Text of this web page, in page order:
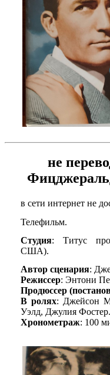
не
в сети интернет не
Телефильм.
Студия: Титус
США).
Автор сценария:
Режиссер: Энтони
Продюссер
В ролях: Джейсон
Уэлд, Джулия Фостер.
Хронометраж: 100